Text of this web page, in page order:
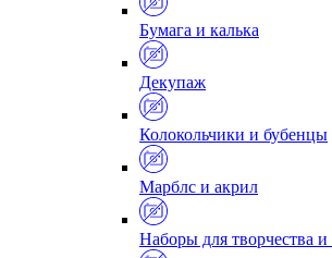
Бумага и калька
Декупаж
Колокольчики и бубенцы
Марблс и акрил
Наборы для творчества и